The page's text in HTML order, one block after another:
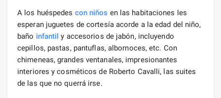
A los huéspedes con niños en las habitaciones les
esperan juguetes de cortesía acorde a la edad del niño,
baño infantil y accesorios de jabón, incluyendo
cepillos, pastas, pantuflas, albornoces, etc. Con
chimeneas, grandes ventanales, impresionantes
interiores y cosméticos de Roberto Cavalli, las suites
de las que no querrá irse.